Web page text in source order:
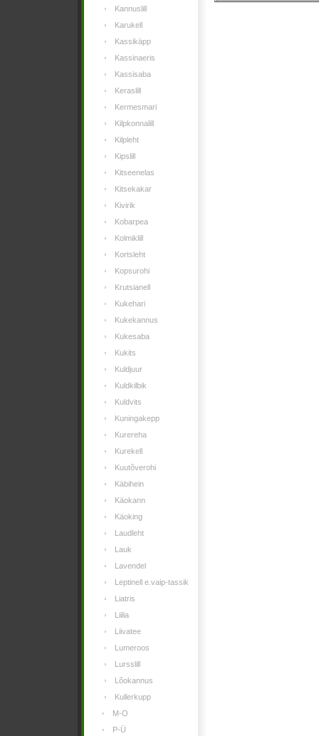
Kannuslill
Karukell
Kassikäpp
Kassinaeris
Kassisaba
Keraslill
Kermesmari
Kilpkonnalill
Kilpleht
Kipslill
Kitseenelas
Kitsekakar
Kivirik
Kobarpea
Kolmiklill
Kortsleht
Kopsurohi
Krutsianell
Kukehari
Kukekannus
Kukesaba
Kukits
Kuldjuur
Kuldkilbik
Kuldvits
Kuningakepp
Kurereha
Kurekell
Kuutõverohi
Käbihein
Käokann
Käoking
Laudleht
Lauk
Lavendel
Leptinell e.vaip-tassik
Liatris
Liilia
Liivatee
Lumeroos
Lursslill
Lõokannus
Kullerkupp
M-O
P-Ü